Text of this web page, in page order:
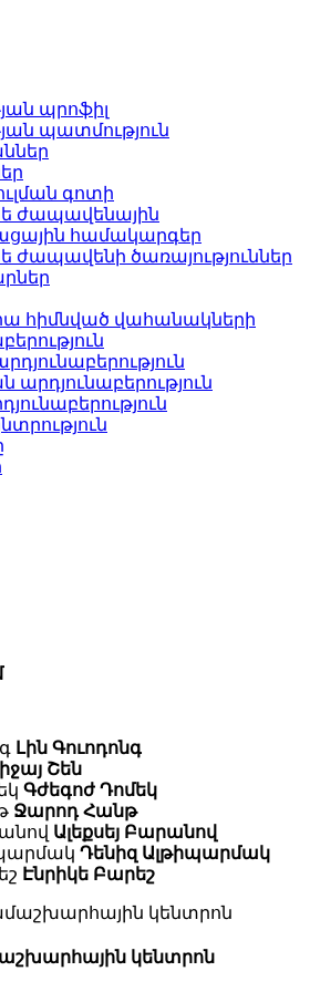
պրոֆիլ
պատմություն
գոտի
ժապավենային
համակարգեր
ծառայություններ
հիմնված վահանակների
արդյունաբերություն
Լին Գուոդոնգ
Շեն
Գժեգոժ Դոմեկ
Ջարոդ Հանթ
Ալեքսեյ Բարանով
Դենիզ Ալթիպարմակ
Էնրիկե Բարեշ
կենտրոն